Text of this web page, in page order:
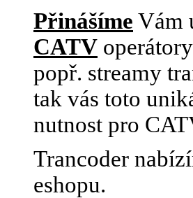
Přinášíme Vám
CATV
popř. streamy
tak vás toto
nutnost pro
Trancoder
eshopu.